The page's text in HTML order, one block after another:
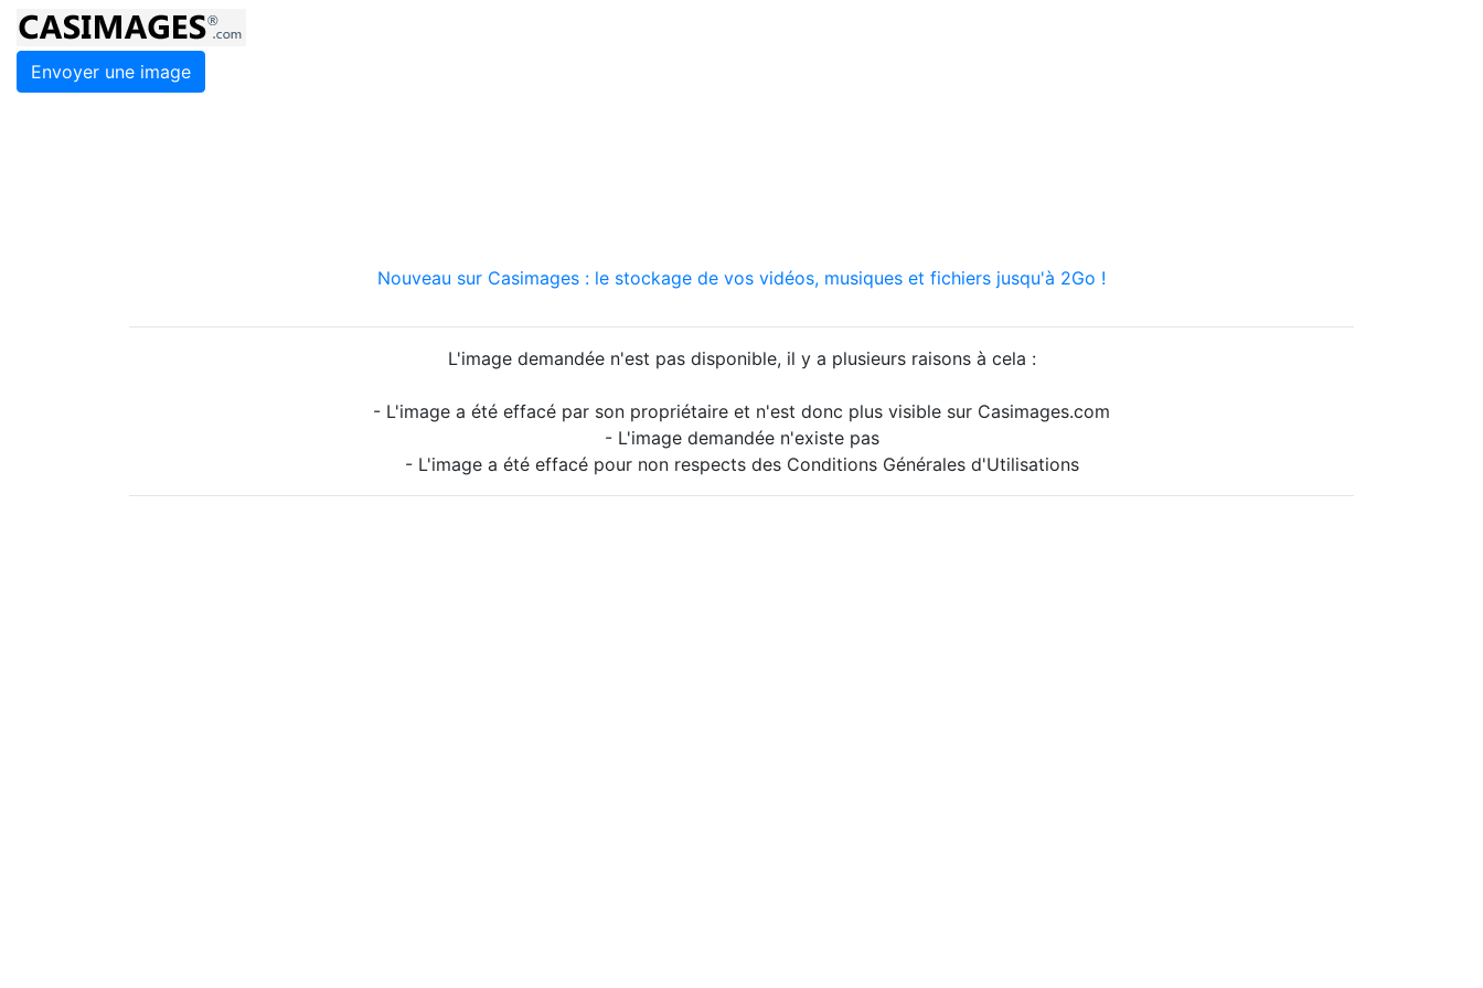
Envoyer une image
Nouveau sur Casimages : le stockage de vos vidéos, musiques et fichiers jusqu'à 2Go !
L'image demandée n'est pas disponible, il y a plusieurs raisons à cela :
- L'image a été effacé par son propriétaire et n'est donc plus visible sur Casimages.com
- L'image demandée n'existe pas
- L'image a été effacé pour non respects des Conditions Générales d'Utilisations